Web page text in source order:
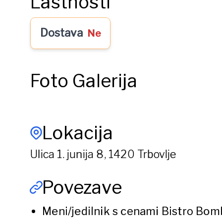
Dostava Ne
Foto Galerija
Lokacija
Ulica 1. junija 8, 1420 Trbovlje
Povezave
Meni/jedilnik s cenami Bistro